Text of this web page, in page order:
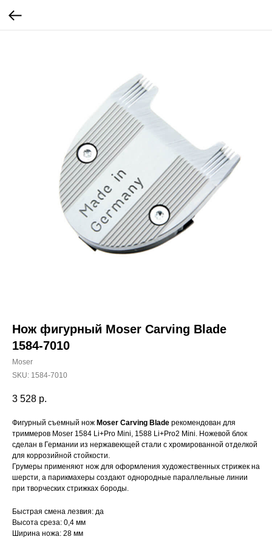
Нож фигурный Moser Carving Blade
1584-7010
Moser
SKU: 1584-7010
3 528 р.
Фигурный съемный нож Moser Carving Blade рекомендован для
триммеров Moser 1584 Li+Pro Mini, 1588 Li+Pro2 Mini. Ножевой блок
сделан в Германии из нержавеющей стали с хромированной отделкой
для коррозийной стойкости.
Грумеры применяют нож для оформления художественных стрижек на
шерсти, а парикмахеры создают однородные параллельные линии
при творческих стрижках бороды.
Быстрая смена лезвия: да
Высота среза: 0,4 мм
Ширина ножа: 28 мм